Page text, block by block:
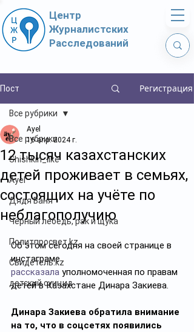
Центр
Журналистских
Расследований
Пост Регистрация
Все рубрики
Shishkin_like
Ayel
Дядя Ваня
Чёрный лебедь, рак и щука
Политпросвет.kz
Свидетель.kz
детский суицид
Все рубрики
12 тысяч казахстанских
детей проживает в семьях,
состоящих на учёте по
неблагополучию
Ayel
16 апр. 2024 г.
Об этом сегодня на своей странице в
инстаграме
рассказала уполномоченная по правам
детей в Казахстане Динара Закиева.
Динара Закиева обратила внимание
на то, что в соцсетях появились